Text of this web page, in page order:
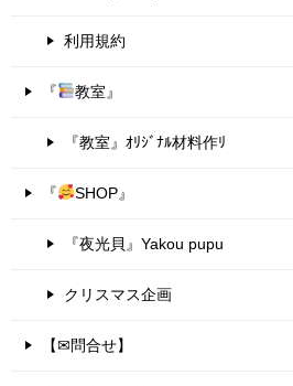
利用規約
『 教室』
『教室』ｵﾘｼﾞﾅﾙ材料作ﾘ
『 SHOP』
『夜光貝』Yakou pupu
クリスマス企画
【✉問合せ】